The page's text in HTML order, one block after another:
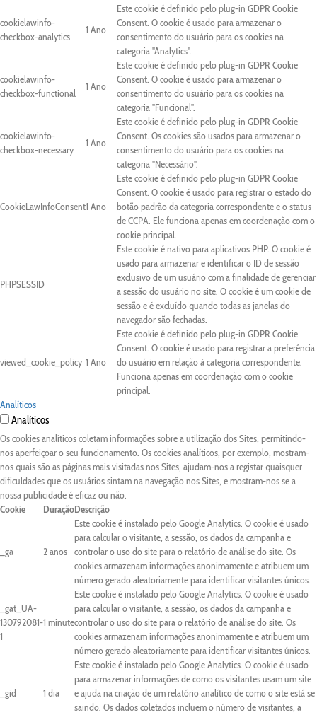
cookielawinfo-
checkbox-analytics
1 Ano
Este cookie é definido pelo plug-in GDPR Cookie
Consent. O cookie é usado para armazenar o
consentimento do usuário para os cookies na
categoria "Analytics".
cookielawinfo-
checkbox-functional
1 Ano
Este cookie é definido pelo plug-in GDPR Cookie
Consent. O cookie é usado para armazenar o
consentimento do usuário para os cookies na
categoria "Funcional".
cookielawinfo-
checkbox-necessary
1 Ano
Este cookie é definido pelo plug-in GDPR Cookie
Consent. Os cookies são usados para armazenar o
consentimento do usuário para os cookies na
categoria "Necessário".
CookieLawInfoConsent1 Ano
Este cookie é definido pelo plug-in GDPR Cookie
Consent. O cookie é usado para registrar o estado do
botão padrão da categoria correspondente e o status
de CCPA. Ele funciona apenas em coordenação com o
cookie principal.
PHPSESSID
Este cookie é nativo para aplicativos PHP. O cookie é
usado para armazenar e identificar o ID de sessão
exclusivo de um usuário com a finalidade de gerenciar
a sessão do usuário no site. O cookie é um cookie de
sessão e é excluído quando todas as janelas do
navegador são fechadas.
viewed_cookie_policy 1 Ano
Este cookie é definido pelo plug-in GDPR Cookie
Consent. O cookie é usado para registrar a preferência
do usuário em relação à categoria correspondente.
Funciona apenas em coordenação com o cookie
principal.
Analíticos
Analíticos
Os cookies analíticos coletam informações sobre a utilização dos Sites, permitindo-
nos aperfeiçoar o seu funcionamento. Os cookies analíticos, por exemplo, mostram-
nos quais são as páginas mais visitadas nos Sites, ajudam-nos a registar quaisquer
dificuldades que os usuários sintam na navegação nos Sites, e mostram-nos se a
nossa publicidade é eficaz ou não.
Cookie
DuraçãoDescrição
_ga 2 anos
Este cookie é instalado pelo Google Analytics. O cookie é usado
para calcular o visitante, a sessão, os dados da campanha e
controlar o uso do site para o relatório de análise do site. Os
cookies armazenam informações anonimamente e atribuem um
número gerado aleatoriamente para identificar visitantes únicos.
_gat_UA-
130792081-
1
1 minute
Este cookie é instalado pelo Google Analytics. O cookie é usado
para calcular o visitante, a sessão, os dados da campanha e
controlar o uso do site para o relatório de análise do site. Os
cookies armazenam informações anonimamente e atribuem um
número gerado aleatoriamente para identificar visitantes únicos.
_gid 1 dia
Este cookie é instalado pelo Google Analytics. O cookie é usado
para armazenar informações de como os visitantes usam um site
e ajuda na criação de um relatório analítico de como o site está se
saindo. Os dados coletados incluem o número de visitantes, a